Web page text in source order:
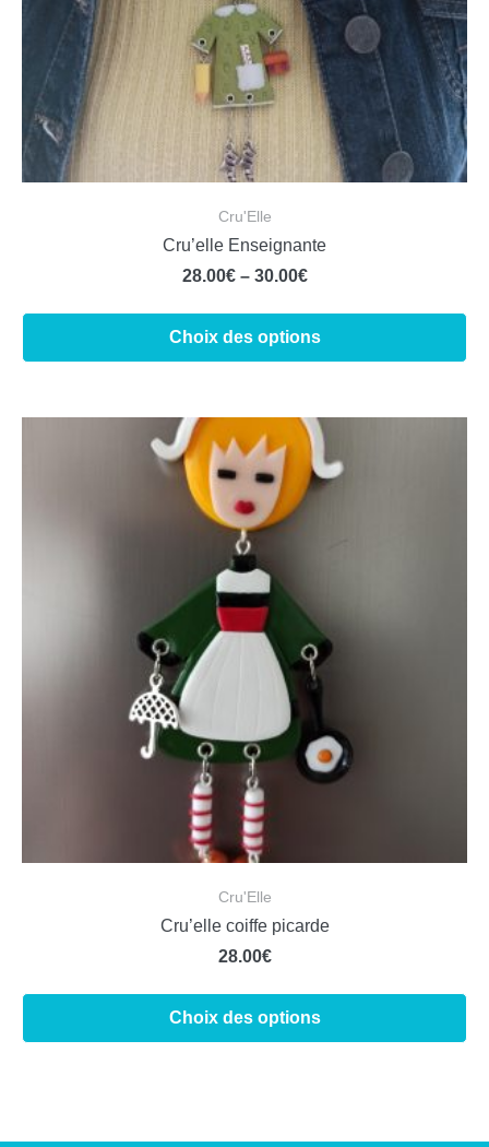
Cru'Elle
Cru’elle Enseignante
28.00€– 30.00€
Choix des options
Cru'Elle
Cru’elle coiffe picarde
28.00€
Choix des options